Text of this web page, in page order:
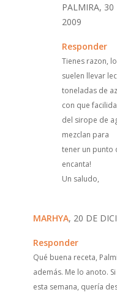
PALMIRA, 30
2009
Responder
Tienes razon,
suelen llevar
toneladas de
con que
del sirope de
mezclan para
tener un punto
encanta!
Un saludo,
MARHYA, 20 DE
Responder
Qué buena receta,
además. Me lo anoto.
esta semana, quería